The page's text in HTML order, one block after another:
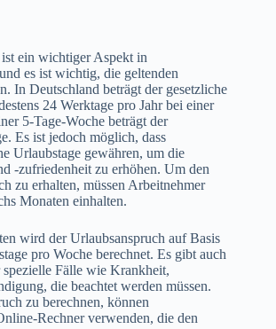
ein wichtiger Aspekt in
es ist wichtig, die geltenden
In Deutschland beträgt der gesetzliche
24 Werktage pro Jahr bei einer
5-Tage-Woche beträgt der
Es ist jedoch möglich, dass
Urlaubstage gewähren, um die
-zufriedenheit zu erhöhen. Um den
zu erhalten, müssen Arbeitnehmer
Monaten einhalten.
wird der Urlaubsanspruch auf Basis
pro Woche berechnet. Es gibt auch
spezielle Fälle wie Krankheit,
die beachtet werden müssen.
zu berechnen, können
Rechner verwenden, die den